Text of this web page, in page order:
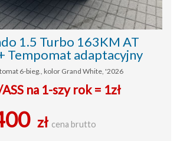
1.5 Turbo 163KM AT
Tempomat adaptacyjny
6-bieg., kolor Grand White, '2026
na 1-szy rok = 1zł
zł cena brutto